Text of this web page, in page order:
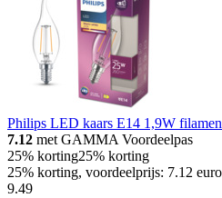
Philips LED kaars E14 1,9W
7.12 met GAMMA Voordeelpas
25% korting25% korting
25% korting, voordeelprijs: 7.12
9.49